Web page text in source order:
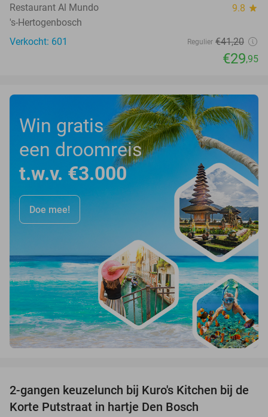
Restaurant Al Mundo 9.8 star
's-Hertogenbosch
Verkocht: 601
Regulier €41,20
€29,95
Win gratis
een droomreis
t.w.v. €3.000
Doe mee!
41%
2-gangen keuzelunch bij Kuro's Kitchen bij de
Korte Putstraat in hartje Den Bosch